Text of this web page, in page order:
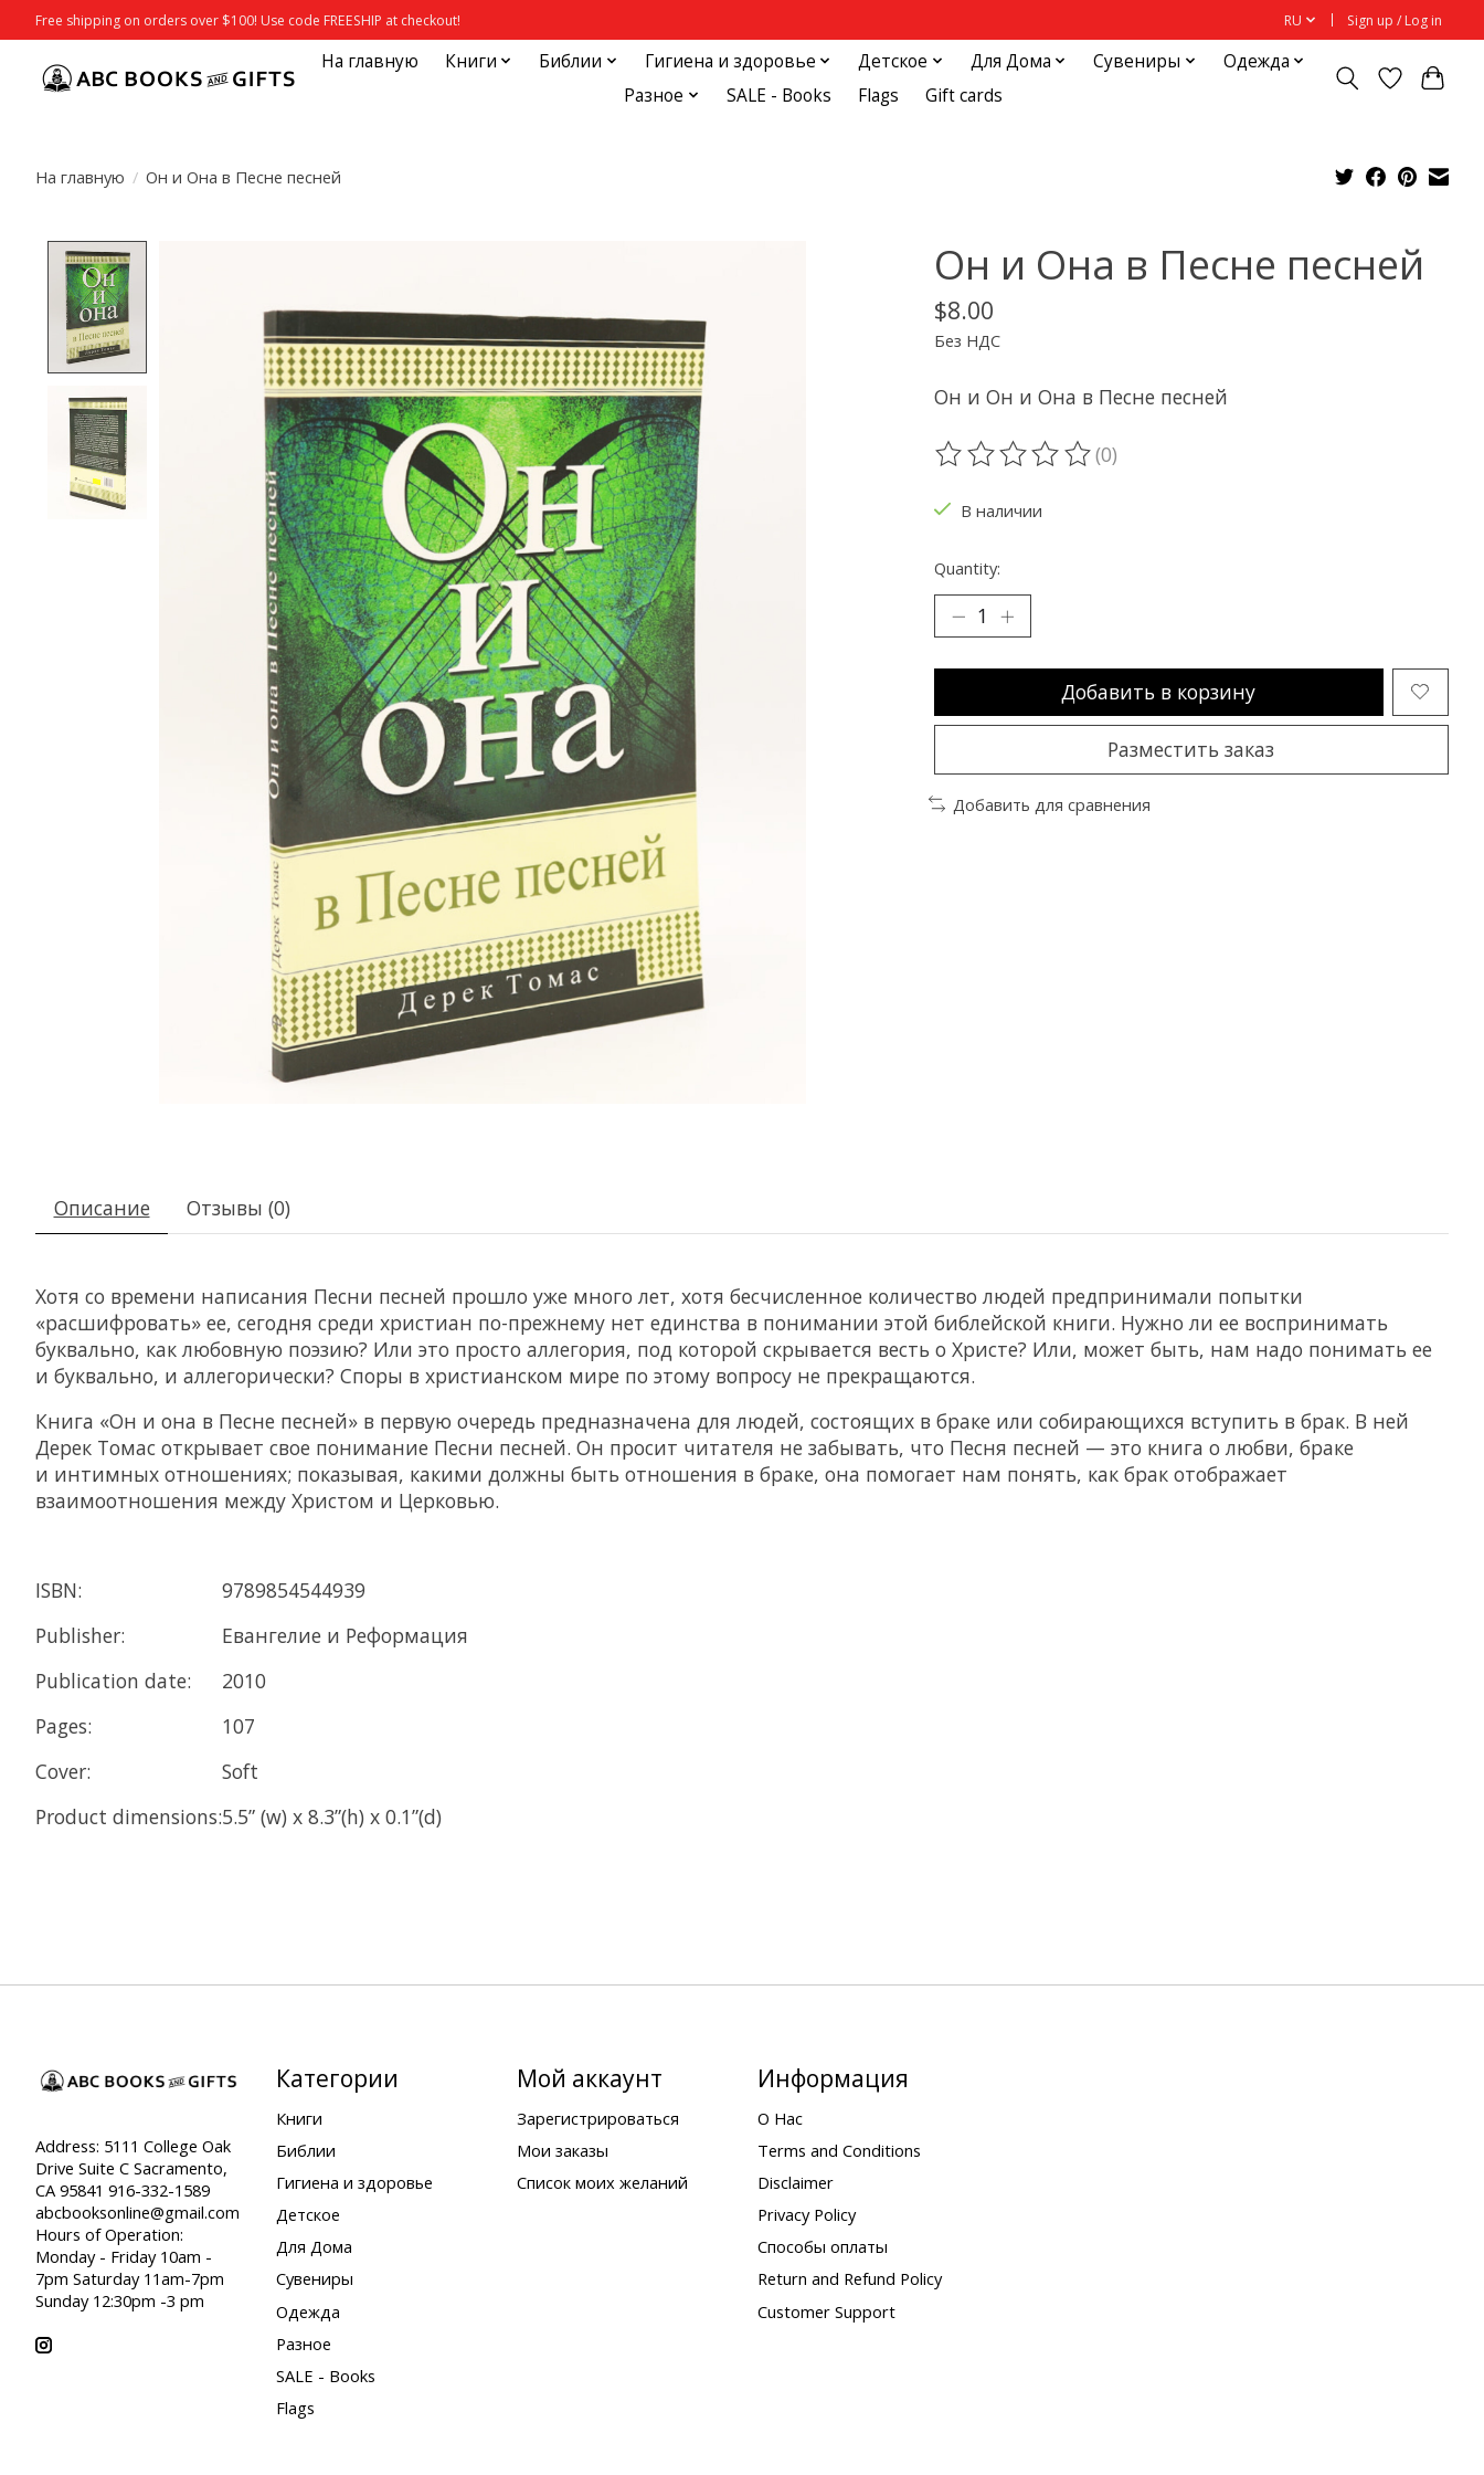
Free shipping on orders over $100! Use code FREESHIP at checkout! RU Sign up / Log in
На главную Книги Библии Гигиена и здоровье Детское Для Дома Сувениры
Одежда
Разное
SALE - Books Flags Gift cards
На главную / Он и Она в Песне песней
Он и Она в Песне песней
$8.00
Без НДС
Он и Он и Она в Песне песней
The rating of this product is
(0)
В наличии
Quantity:
Добавить в корзину
Разместить заказ
Добавить для сравнения
Описание Отзывы (0)
Хотя со времени написания Песни песней прошло уже много лет, хотя бесчисленное количество людей предпринимали попытки
«расшифровать» ее, сегодня среди христиан по-прежнему нет единства в понимании этой библейской книги. Нужно ли ее воспринимать
буквально, как любовную поэзию? Или это просто аллегория, под которой скрывается весть о Христе? Или, может быть, нам надо понимать ее
и буквально, и аллегорически? Споры в христианском мире по этому вопросу не прекращаются.
Книга «Он и она в Песне песней» в первую очередь предназначена для людей, состоящих в браке или собирающихся вступить в брак. В ней
Дерек Томас открывает свое понимание Песни песней. Он просит читателя не забывать, что Песня песней — это книга о любви, браке
и интимных отношениях; показывая, какими должны быть отношения в браке, она помогает нам понять, как брак отображает
взаимоотношения между Христом и Церковью.
ISBN:
9789854544939
Publisher:
Евангелие и Реформация
Publication date:
2010
Pages:
107
Cover:
Soft
Product dimensions:5.5” (w) x 8.3”(h) x 0.1”(d)
Address: 5111 College Oak
Drive Suite C Sacramento,
CA 95841 916-332-1589
abcbooksonline@gmail.com
Hours of Operation:
Monday - Friday 10am -
7pm Saturday 11am-7pm
Sunday 12:30pm -3 pm
Категории
Книги
Библии
Гигиена и здоровье
Детское
Для Дома
Сувениры
Одежда
Разное
SALE - Books
Flags
Мой аккаунт
Зарегистрироваться
Мои заказы
Список моих желаний
Информация
О Нас
Terms and Conditions
Disclaimer
Privacy Policy
Способы оплаты
Return and Refund Policy
Customer Support